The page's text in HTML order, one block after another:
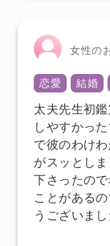
女性の
恋愛 結婚
太夫先生初
しやすかっ
で彼のわけ
がスッとし
下さったの
ことがある
うございま